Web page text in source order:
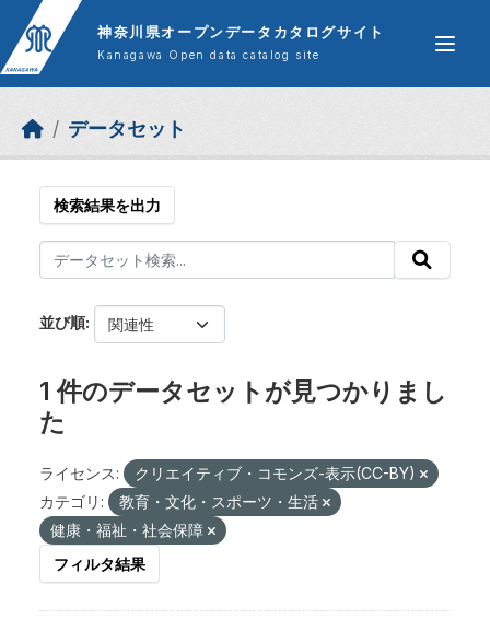
Skip to main content
神奈川県オープンデータカタログサイト
Kanagawa Open data catalog site
データセット
検索結果を出力
並び順
1 件のデータセットが見つかりまし
た
ライセンス:
クリエイティブ・コモンズ-表示(CC-BY)
カテゴリ:
教育・文化・スポーツ・生活
健康・福祉・社会保障
フィルタ結果